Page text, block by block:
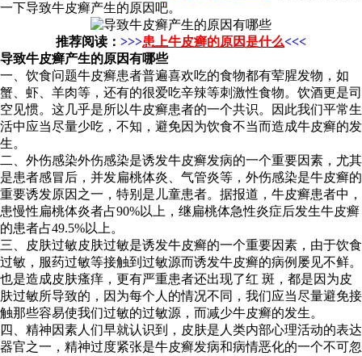
一下导致牛皮癣产生的原因吧。
推荐阅读： >>>患上牛皮癣的原因是什么<<<
导致牛皮癣产生的原因有哪些
一、饮食问题牛皮癣患者普遍喜欢吃的食物都有荤腥发物，如
蟹、虾、羊肉等，还有的很爱吃辛辣等刺激性食物。饮酒更是司
空见惯。这几乎是所以牛皮癣患者的一个共识。因此我们平常生
活中应当尽量少吃，不知，避免因为饮食不当而造成牛皮癣的发
生。
二、外伤感染外伤感染是诱发牛皮癣发病的一个重要因素，尤其
是患者感冒后，并发扁桃体炎、气管炎等，外伤感染是牛皮癣的
重要诱发原因之一，特别是儿童患者。据报道，牛皮癣患者中，
患慢性扁桃体炎者占90%以上，继扁桃体急性炎症后发生牛皮癣
的患者占49.5%以上。
三、皮肤过敏皮肤过敏是诱发牛皮癣的一个重要因素，由于饮食
过敏，服药过敏等接触到过敏源而诱发牛皮癣的病例屡见不鲜。
也是造成皮肤瘙痒，更有严重患者还出现了红 斑，都是因为皮
肤过敏所导致的，因为每个人的情况不同，我们应当尽量避免接
触那些容易使我们过敏的过敏源，而减少牛皮癣的发生。
四、精神因素人们早就认识到，皮肤是人类内部心理活动的表达
器官之一，精神过度紧张是牛皮癣发病和病情恶化的一个不可忽